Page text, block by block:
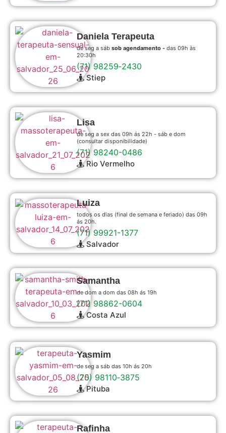
Daniela Terapeuta
de seg a sábsob agendamento -das 09h às
20:30h
(71) 98259‑2430
Stiep
Lisa
de seg a sex das 09h ás 22h - sáb e dom
(consultar disponibilidade)
(71) 98240-0486
Rio Vermelho
Luiza
todos os dias (final de semana e feriado) das 09h
ás 20h.
(71) 99921-1377
Salvador
Samantha
de dom a dom das 08h ás 19h
(71) 98862-0604
Costa Azul
Yasmim
de seg a sáb das 10h ás 20h
(75) 98110‑3875
Pituba
Rafinha